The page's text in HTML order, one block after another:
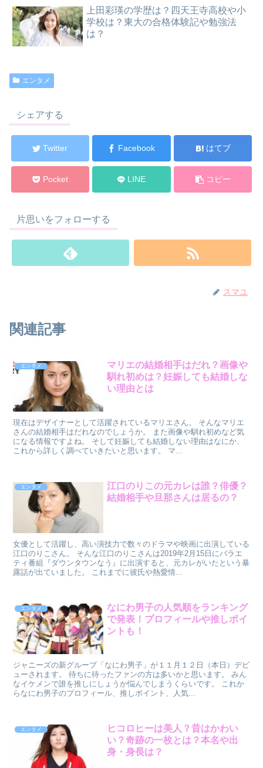
上田彩瑛の学歴は？四天王寺高校や小
学校は？東大の合格体験記や勉強法
は？
エンタメ
シェアする
Twitter Facebook はてブ
Pocket LINE コピー
片思いをフォローする
スマユ
関連記事
エンタメ
マリエの結婚相手はだれ？画像や
馴れ初めは？妊娠しても結婚しな
い理由とは
現在はデザイナーとして活躍されているマリエさん。 そんなマリエ
さんの結婚相手はだれなのでしょうか。 また画像や馴れ初めなど気
になる情報ですよね。 そして妊娠しても結婚しない理由はなにか、
これから詳しく調べていきたいと思います。 マ...
エンタメ
江口のりこの元カレは誰？俳優？
結婚相手や旦那さんは居るの？
女優として活躍し、高い演技力で数々のドラマや映画に出演している
江口のりこさん。 そんな江口のりこさんは2019年2月15日にバラエ
ティ番組『ダウンタウンなう』に出演すると、元カレがいたという暴
露話が出ていました。 これまでに彼氏や熱愛情...
エンタメ
なにわ男子の人気順をランキング
で発表！プロフィールや推しポイ
ントも！
ジャニーズの新グループ「なにわ男子」が１１月１２日（本日）デビ
ューされます。 待ちに待ったファンの方は多いかと思います。 みん
なイケメンで誰を推しにしょうか悩んでしまうくらいです。 これか
らなにわ男子のプロフィール、推しポイント、人気...
エンタメ
ヒコロヒーは美人？昔はかわい
い？奇跡の一枚とは？本名や出
身・身長は？